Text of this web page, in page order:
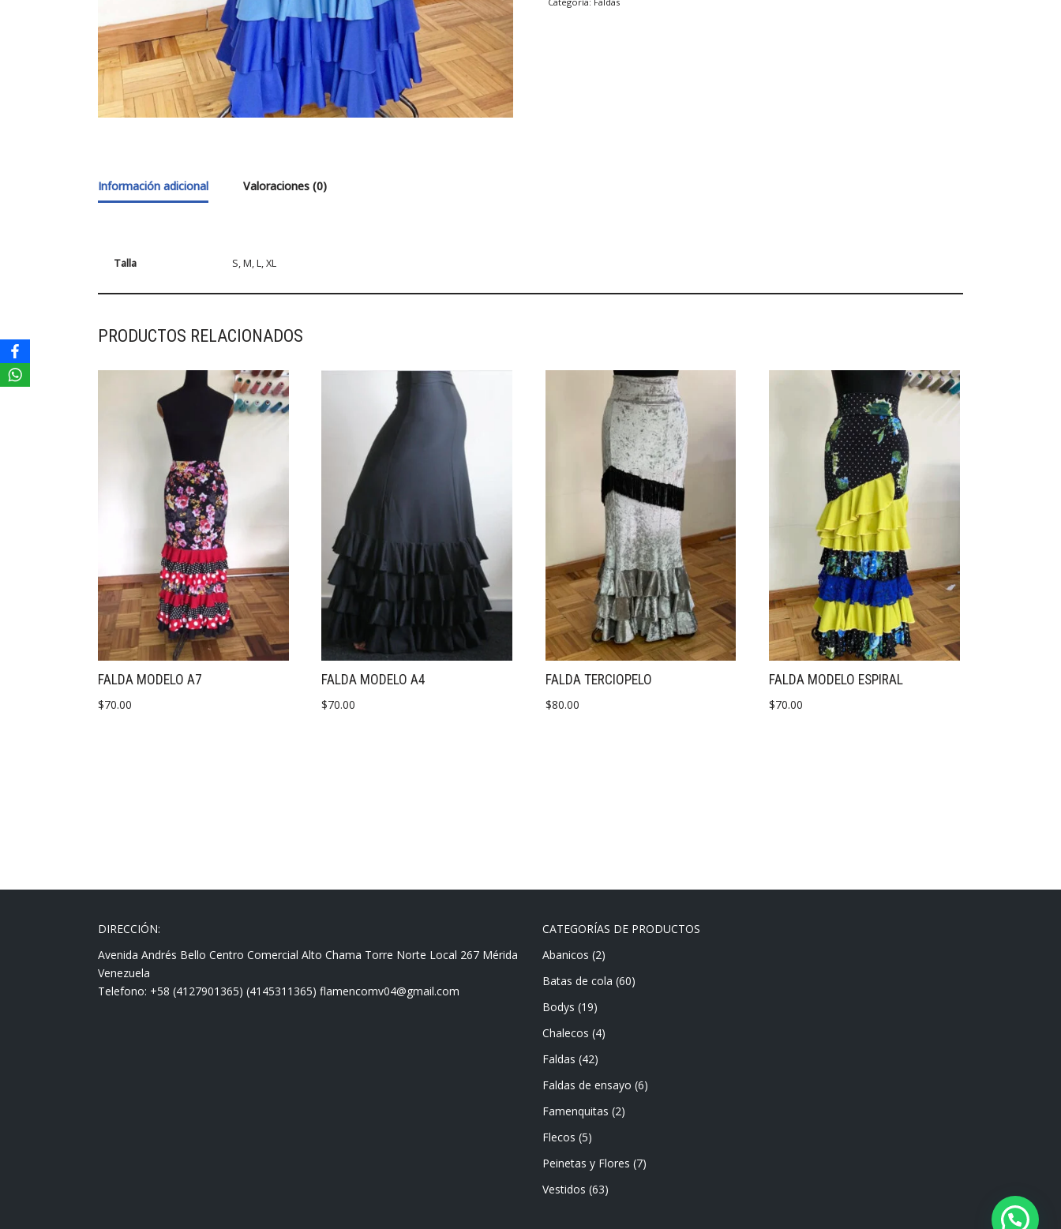
Información adicional Valoraciones (0)
Talla S, M, L, XL
PRODUCTOS RELACIONADOS
FALDA MODELO A7
$70.00
FALDA MODELO A4
$70.00
FALDA TERCIOPELO
$80.00
FALDA MODELO ESPIRAL
$70.00
DIRECCIÓN:
Avenida Andrés Bello Centro Comercial Alto Chama Torre Norte Local 267 Mérida
Venezuela
Telefono: +58 (4127901365) (4145311365) flamencomv04@gmail.com
CATEGORÍAS DE PRODUCTOS
Abanicos (2)
Batas de cola (60)
Bodys (19)
Chalecos (4)
Faldas (42)
Faldas de ensayo (6)
Famenquitas (2)
Flecos (5)
Peinetas y Flores (7)
Vestidos (63)